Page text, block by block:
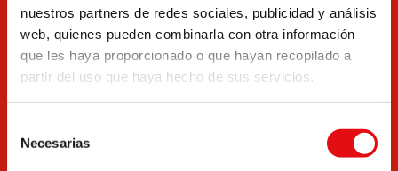
nuestros partners de redes sociales, publicidad y análisis
web, quienes pueden combinarla con otra información
que les haya proporcionado o que hayan recopilado a
partir del uso que haya hecho de sus servicios.
Necesarias
Documentos Boletín